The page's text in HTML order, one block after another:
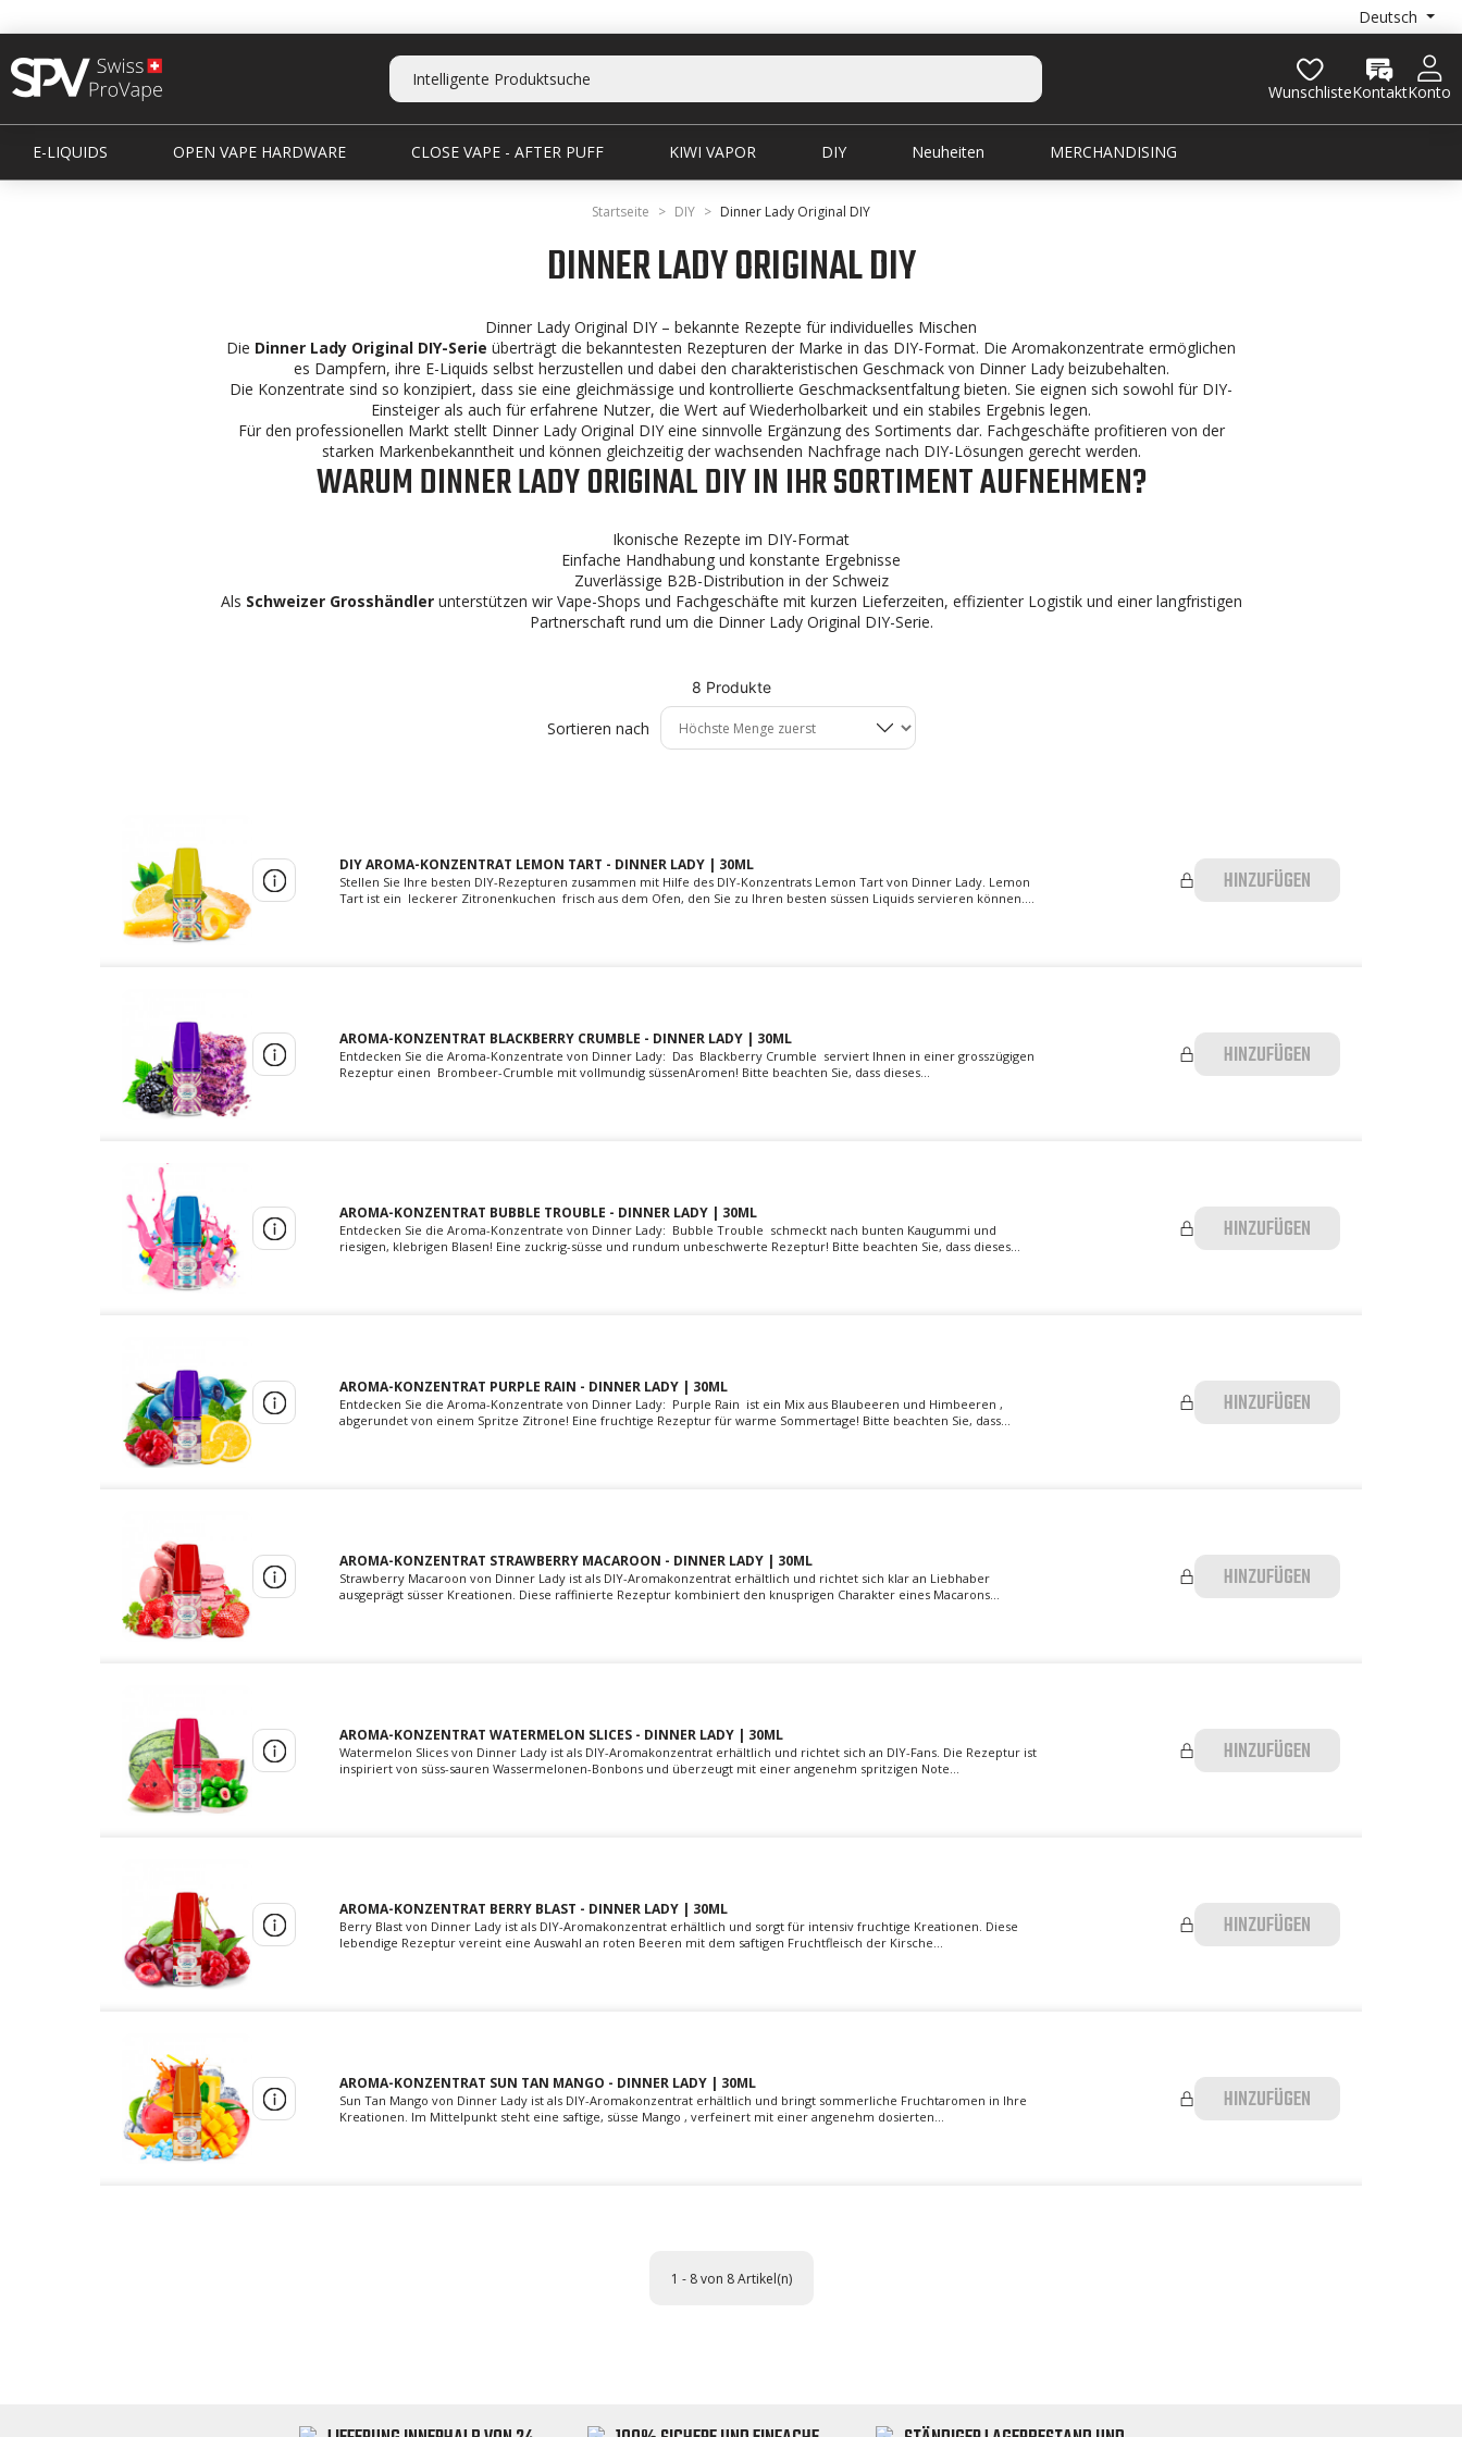
Deutsch
KontaktKonto
Wunschliste
E-LIQUIDS OPEN VAPE HARDWARE CLOSE VAPE - AFTER PUFF KIWI VAPOR DIY Neuheiten MERCHANDISING
Startseite DIY Dinner Lady Original DIY
DINNER LADY ORIGINAL DIY
Dinner Lady Original DIY – bekannte Rezepte für individuelles Mischen
Die Dinner Lady Original DIY-Serie überträgt die bekanntesten Rezepturen der Marke in das DIY-Format. Die Aromakonzentrate ermöglichen
es Dampfern, ihre E-Liquids selbst herzustellen und dabei den charakteristischen Geschmack von Dinner Lady beizubehalten.
Die Konzentrate sind so konzipiert, dass sie eine gleichmässige und kontrollierte Geschmacksentfaltung bieten. Sie eignen sich sowohl für DIY-
Einsteiger als auch für erfahrene Nutzer, die Wert auf Wiederholbarkeit und ein stabiles Ergebnis legen.
Für den professionellen Markt stellt Dinner Lady Original DIY eine sinnvolle Ergänzung des Sortiments dar. Fachgeschäfte profitieren von der
starken Markenbekanntheit und können gleichzeitig der wachsenden Nachfrage nach DIY-Lösungen gerecht werden.
WARUM DINNER LADY ORIGINAL DIY IN IHR SORTIMENT AUFNEHMEN?
Ikonische Rezepte im DIY-Format
Einfache Handhabung und konstante Ergebnisse
Zuverlässige B2B-Distribution in der Schweiz
Als Schweizer Grosshändlerunterstützen wir Vape-Shops und Fachgeschäfte mit kurzen Lieferzeiten, effizienter Logistik und einer langfristigen
Partnerschaft rund um die Dinner Lady Original DIY-Serie.
8 Produkte
Sortieren nach
DIY AROMA-KONZENTRAT LEMON TART - DINNER LADY | 30ML
Stellen Sie Ihre besten DIY-Rezepturen zusammen mit Hilfe des DIY-Konzentrats Lemon Tart von Dinner Lady. Lemon
Tart ist ein leckerer Zitronenkuchen frisch aus dem Ofen, den Sie zu Ihren besten süssen Liquids servieren können....
HINZUFÜGEN
AROMA-KONZENTRAT BLACKBERRY CRUMBLE - DINNER LADY | 30ML
Entdecken Sie die Aroma-Konzentrate von Dinner Lady: Das Blackberry Crumble serviert Ihnen in einer grosszügigen
Rezeptur einen Brombeer-Crumble mit vollmundig süssenAromen! Bitte beachten Sie, dass dieses...
HINZUFÜGEN
AROMA-KONZENTRAT BUBBLE TROUBLE - DINNER LADY | 30ML
Entdecken Sie die Aroma-Konzentrate von Dinner Lady: Bubble Trouble schmeckt nach bunten Kaugummi und
riesigen, klebrigen Blasen! Eine zuckrig-süsse und rundum unbeschwerte Rezeptur! Bitte beachten Sie, dass dieses...
HINZUFÜGEN
AROMA-KONZENTRAT PURPLE RAIN - DINNER LADY | 30ML
Entdecken Sie die Aroma-Konzentrate von Dinner Lady: Purple Rain ist ein Mix aus Blaubeeren und Himbeeren ,
abgerundet von einem Spritze Zitrone! Eine fruchtige Rezeptur für warme Sommertage! Bitte beachten Sie, dass...
HINZUFÜGEN
AROMA-KONZENTRAT STRAWBERRY MACAROON - DINNER LADY | 30ML
Strawberry Macaroon von Dinner Lady ist als DIY-Aromakonzentrat erhältlich und richtet sich klar an Liebhaber
ausgeprägt süsser Kreationen. Diese raffinierte Rezeptur kombiniert den knusprigen Charakter eines Macarons...
HINZUFÜGEN
AROMA-KONZENTRAT WATERMELON SLICES - DINNER LADY | 30ML
Watermelon Slices von Dinner Lady ist als DIY-Aromakonzentrat erhältlich und richtet sich an DIY-Fans. Die Rezeptur ist
inspiriert von süss-sauren Wassermelonen-Bonbons und überzeugt mit einer angenehm spritzigen Note...
HINZUFÜGEN
AROMA-KONZENTRAT BERRY BLAST - DINNER LADY | 30ML
Berry Blast von Dinner Lady ist als DIY-Aromakonzentrat erhältlich und sorgt für intensiv fruchtige Kreationen. Diese
lebendige Rezeptur vereint eine Auswahl an roten Beeren mit dem saftigen Fruchtfleisch der Kirsche...
HINZUFÜGEN
AROMA-KONZENTRAT SUN TAN MANGO - DINNER LADY | 30ML
Sun Tan Mango von Dinner Lady ist als DIY-Aromakonzentrat erhältlich und bringt sommerliche Fruchtaromen in Ihre
Kreationen. Im Mittelpunkt steht eine saftige, süsse Mango , verfeinert mit einer angenehm dosierten...
HINZUFÜGEN
1 - 8 von 8 Artikel(n)